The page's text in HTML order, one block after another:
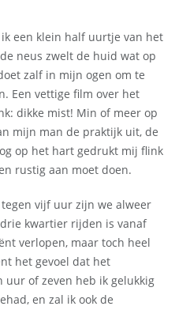
een klein half uurtje van het
neus zwelt de huid wat op
zalf in mijn ogen om te
Een vettige film over het
dikke mist! Min of meer op
mijn man de praktijk uit, de
op het hart gedrukt mij flink
rustig aan moet doen.
vijf uur zijn we alweer
kwartier rijden is vanaf
verlopen, maar toch heel
het gevoel dat het
uur of zeven heb ik gelukkig
en zal ik ook de